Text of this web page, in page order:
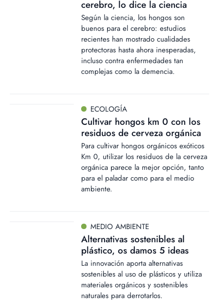
cerebro, lo dice la ciencia
Según la ciencia, los hongos son
buenos para el cerebro: estudios
recientes han mostrado cualidades
protectoras hasta ahora inesperadas,
incluso contra enfermedades tan
complejas como la demencia.
ECOLOGÍA
Cultivar hongos km 0 con los
residuos de cerveza orgánica
Para cultivar hongos orgánicos exóticos
Km 0, utilizar los residuos de la cerveza
orgánica parece la mejor opción, tanto
para el paladar como para el medio
ambiente.
MEDIO AMBIENTE
Alternativas sostenibles al
plástico, os damos 5 ideas
La innovación aporta alternativas
sostenibles al uso de plásticos y utiliza
materiales orgánicos y sostenibles
naturales para derrotarlos.